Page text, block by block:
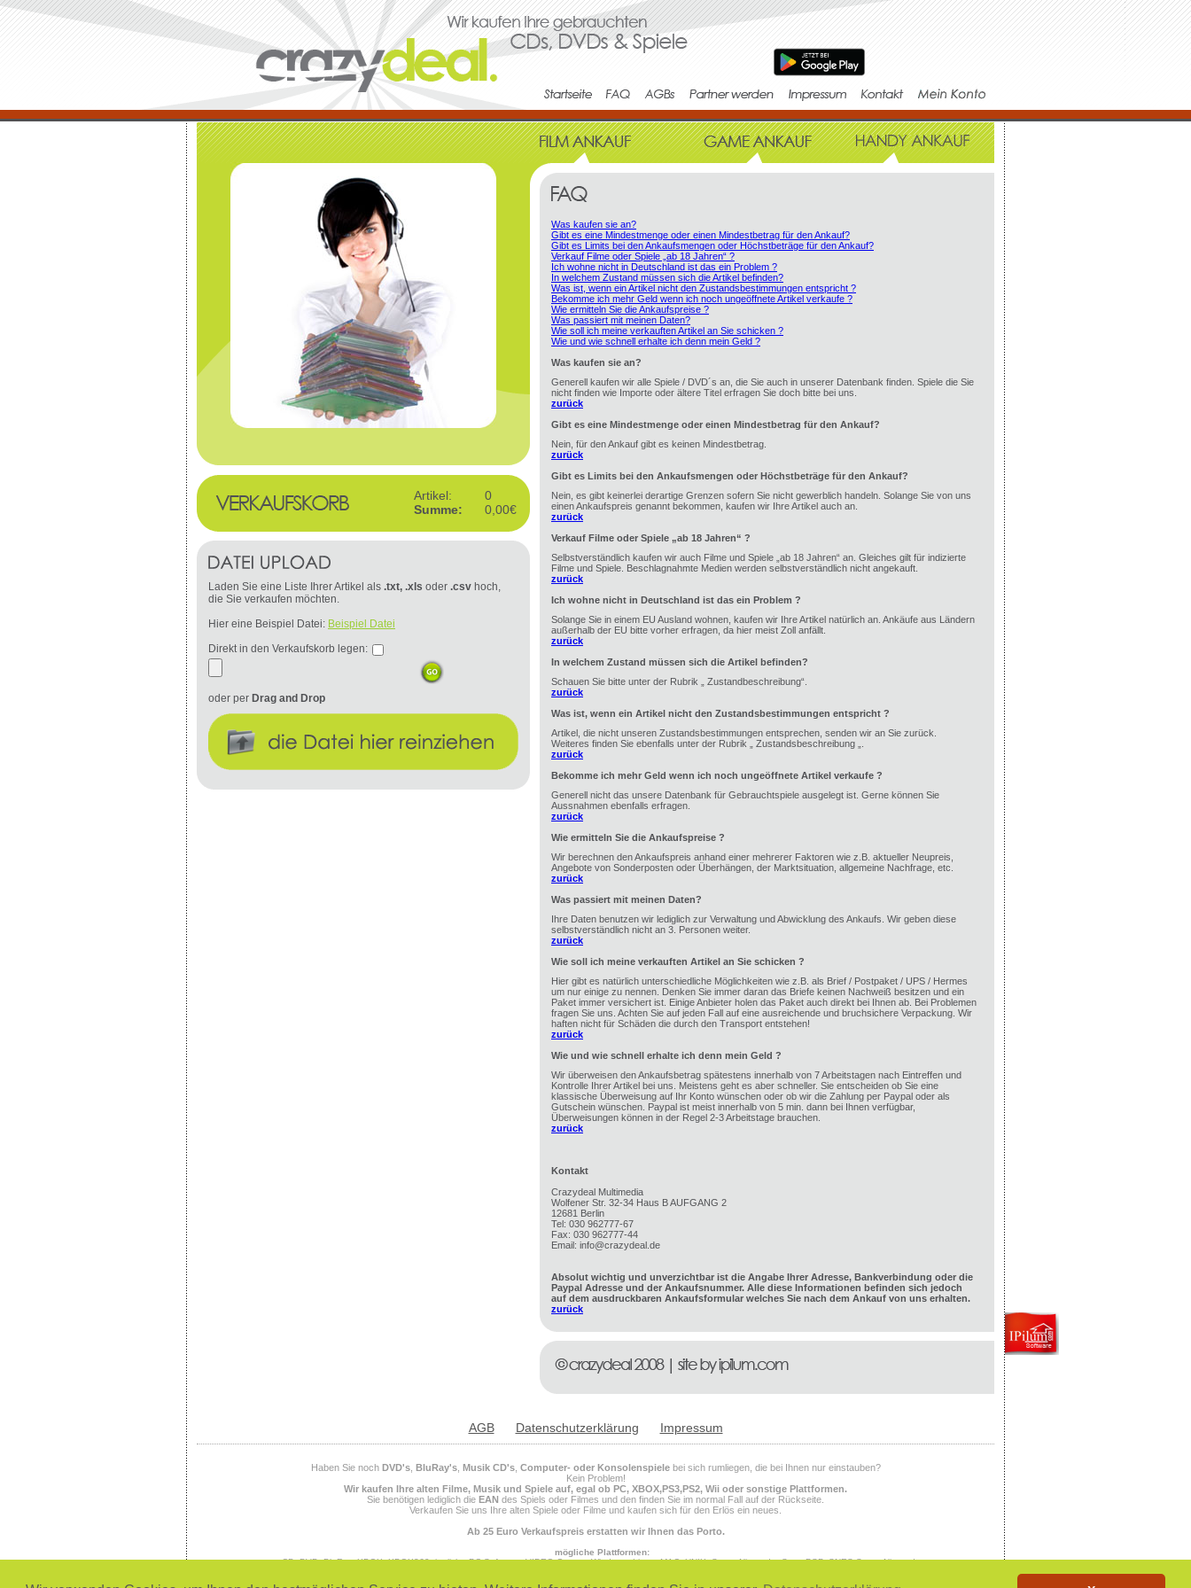
Was kaufen sie an?
Gibt es eine Mindestmenge oder einen Mindestbetrag für den Ankauf?
Gibt es Limits bei den Ankaufsmengen oder Höchstbeträge für den Ankauf?
Verkauf Filme oder Spiele „ab 18 Jahren“ ?
Ich wohne nicht in Deutschland ist das ein Problem ?
In welchem Zustand müssen sich die Artikel befinden?
Was ist, wenn ein Artikel nicht den Zustandsbestimmungen entspricht ?
Bekomme ich mehr Geld wenn ich noch ungeöffnete Artikel verkaufe ?
Wie ermitteln Sie die Ankaufspreise ?
Was passiert mit meinen Daten?
Wie soll ich meine verkauften Artikel an Sie schicken ?
Wie und wie schnell erhalte ich denn mein Geld ?
Was kaufen sie an?
Generell kaufen wir alle Spiele / DVD´s an, die Sie auch in unserer Datenbank finden. Spiele die Sie
nicht finden wie Importe oder ältere Titel erfragen Sie doch bitte bei uns.
zurück
Gibt es eine Mindestmenge oder einen Mindestbetrag für den Ankauf?
Nein, für den Ankauf gibt es keinen Mindestbetrag.
zurück
Gibt es Limits bei den Ankaufsmengen oder Höchstbeträge für den Ankauf?
Nein, es gibt keinerlei derartige Grenzen sofern Sie nicht gewerblich handeln. Solange Sie von uns
einen Ankaufspreis genannt bekommen, kaufen wir Ihre Artikel auch an.
zurück
Verkauf Filme oder Spiele „ab 18 Jahren“ ?
Selbstverständlich kaufen wir auch Filme und Spiele „ab 18 Jahren“ an. Gleiches gilt für indizierte
Filme und Spiele. Beschlagnahmte Medien werden selbstverständlich nicht angekauft.
zurück
Ich wohne nicht in Deutschland ist das ein Problem ?
Solange Sie in einem EU Ausland wohnen, kaufen wir Ihre Artikel natürlich an. Ankäufe aus Ländern
außerhalb der EU bitte vorher erfragen, da hier meist Zoll anfällt.
zurück
In welchem Zustand müssen sich die Artikel befinden?
Schauen Sie bitte unter der Rubrik „ Zustandbeschreibung“.
zurück
Was ist, wenn ein Artikel nicht den Zustandsbestimmungen entspricht ?
Artikel, die nicht unseren Zustandsbestimmungen entsprechen, senden wir an Sie zurück.
Weiteres finden Sie ebenfalls unter der Rubrik „ Zustandsbeschreibung „.
zurück
Bekomme ich mehr Geld wenn ich noch ungeöffnete Artikel verkaufe ?
Generell nicht das unsere Datenbank für Gebrauchtspiele ausgelegt ist. Gerne können Sie
Aussnahmen ebenfalls erfragen.
zurück
Wie ermitteln Sie die Ankaufspreise ?
Wir berechnen den Ankaufspreis anhand einer mehrerer Faktoren wie z.B. aktueller Neupreis,
Angebote von Sonderposten oder Überhängen, der Marktsituation, allgemeine Nachfrage, etc.
zurück
Was passiert mit meinen Daten?
Ihre Daten benutzen wir lediglich zur Verwaltung und Abwicklung des Ankaufs. Wir geben diese
selbstverständlich nicht an 3. Personen weiter.
zurück
Wie soll ich meine verkauften Artikel an Sie schicken ?
Hier gibt es natürlich unterschiedliche Möglichkeiten wie z.B. als Brief / Postpaket / UPS / Hermes
um nur einige zu nennen. Denken Sie immer daran das Briefe keinen Nachweiß besitzen und ein
Paket immer versichert ist. Einige Anbieter holen das Paket auch direkt bei Ihnen ab. Bei Problemen
fragen Sie uns. Achten Sie auf jeden Fall auf eine ausreichende und bruchsichere Verpackung. Wir
haften nicht für Schäden die durch den Transport entstehen!
zurück
Wie und wie schnell erhalte ich denn mein Geld ?
Wir überweisen den Ankaufsbetrag spätestens innerhalb von 7 Arbeitstagen nach Eintreffen und
Kontrolle Ihrer Artikel bei uns. Meistens geht es aber schneller. Sie entscheiden ob Sie eine
klassische Überweisung auf Ihr Konto wünschen oder ob wir die Zahlung per Paypal oder als
Gutschein wünschen. Paypal ist meist innerhalb von 5 min. dann bei Ihnen verfügbar,
Überweisungen können in der Regel 2-3 Arbeitstage brauchen.
zurück
Kontakt
Crazydeal Multimedia
Wolfener Str. 32-34 Haus B AUFGANG 2
12681 Berlin
Tel: 030 962777-67
Fax: 030 962777-44
Email: info@crazydeal.de
Absolut wichtig und unverzichtbar ist die Angabe Ihrer Adresse, Bankverbindung oder die
Paypal Adresse und der Ankaufsnummer. Alle diese Informationen befinden sich jedoch
auf dem ausdruckbaren Ankaufsformular welches Sie nach dem Ankauf von uns erhalten.
zurück
Artikel:
0
Summe:
0,00€
Laden Sie eine Liste Ihrer Artikel als .txt, .xls oder .csv hoch,
die Sie verkaufen möchten.
Hier eine Beispiel Datei: Beispiel Datei
Direkt in den Verkaufskorb legen:
oder per Drag and Drop
AGB Datenschutzerklärung Impressum
Haben Sie noch DVD's, BluRay's, Musik CD's, Computer- oder Konsolenspielebei sich rumliegen, die bei Ihnen nur einstauben?
Kein Problem!
Wir kaufen Ihre alten Filme, Musik und Spiele auf, egal ob PC, XBOX,PS3,PS2, Wii oder sonstige Plattformen.
Sie benötigen lediglich die EAN des Spiels oder Filmes und den finden Sie im normal Fall auf der Rückseite.
Verkaufen Sie uns Ihre alten Spiele oder Filme und kaufen sich für den Erlös ein neues.
Ab 25 Euro Verkaufspreis erstatten wir Ihnen das Porto.
mögliche Plattformen:
CD, DVD, BluRay, XBOX, XBOX360, jegliche PC Software, VIDEO Games, Windows, Linux, MAC, UNIX, Super Nintendo, Sony PSP, SNES Super Nintendo,